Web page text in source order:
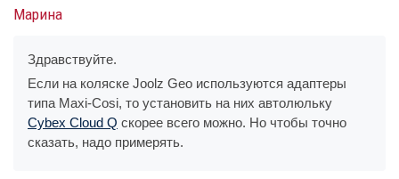
Марина
Здравствуйте.
Если на коляске Joolz Geo используются адаптеры
типа Maxi-Cosi, то установить на них автолюльку
Cybex Cloud Q скорее всего можно. Но чтобы точно
сказать, надо примерять.